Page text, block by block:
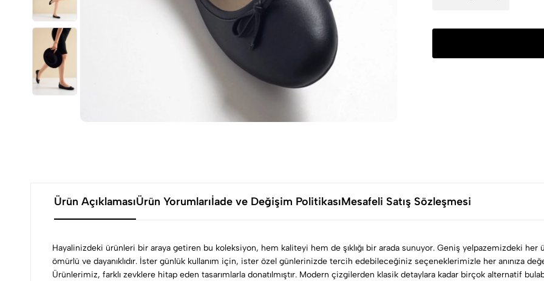
Ürün AçıklamasıÜrün Yorumlarıİade ve Değişim PolitikasıMesafeli Satış Sözleşmesi
Hayalinizdeki ürünleri bir araya getiren bu koleksiyon, hem kaliteyi hem de şıklığı bir arada sunuyor. Geniş yelpazemizdeki
ömürlü ve dayanıklıdır. İster günlük kullanım için, ister özel günlerinizde tercih edebileceğiniz seçeneklerimizle her anınıza
Ürünlerimiz, farklı zevklere hitap eden tasarımlarla donatılmıştır. Modern çizgilerden klasik detaylara kadar birçok alternatif